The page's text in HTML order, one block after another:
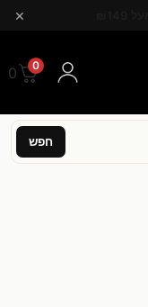
0
0.00
חפש
×